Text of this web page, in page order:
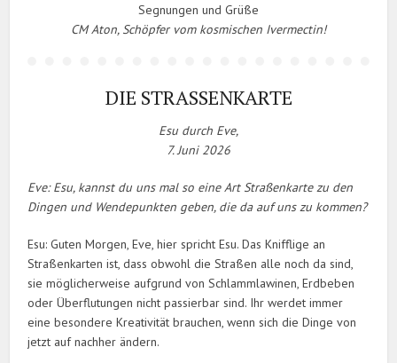
Segnungen und Grüße
CM Aton, Schöpfer vom kosmischen Ivermectin!
DIE STRASSENKARTE
Esu durch Eve,
7. Juni 2026
Eve: Esu, kannst du uns mal so eine Art Straßenkarte zu den
Dingen und Wendepunkten geben, die da auf uns zu kommen?
Esu: Guten Morgen, Eve, hier spricht Esu. Das Knifflige an
Straßenkarten ist, dass obwohl die Straßen alle noch da sind,
sie möglicherweise aufgrund von Schlammlawinen, Erdbeben
oder Überflutungen nicht passierbar sind. Ihr werdet immer
eine besondere Kreativität brauchen, wenn sich die Dinge von
jetzt auf nachher ändern.